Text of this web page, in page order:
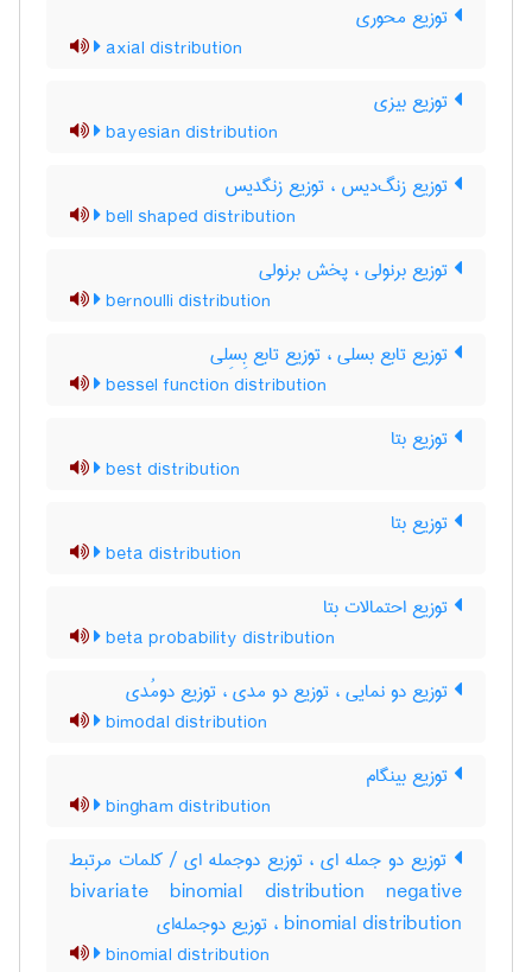
توزیع محوری
axial distribution
توزیع بیزی
bayesian distribution
توزیع زنگ‌دیس ، توزیع زنگدیس
bell shaped distribution
توزیع برنولی ، پخش برنولی
bernoulli distribution
توزیع تابع بسلی ، توزیع تابع بِسِلی
bessel function distribution
توزیع بتا
best distribution
توزیع بتا
beta distribution
توزیع احتمالات بتا
beta probability distribution
توزیع دو نمایی ، توزیع دو مدی ، توزیع دومُدی
bimodal distribution
توزیع بینگام
bingham distribution
توزیع دو جمله ای ، توزیع دوجمله ای / کلمات مرتبط
bivariate binomial distribution negative
binomial distribution ، توزیع دوجمله‌ای
binomial distribution